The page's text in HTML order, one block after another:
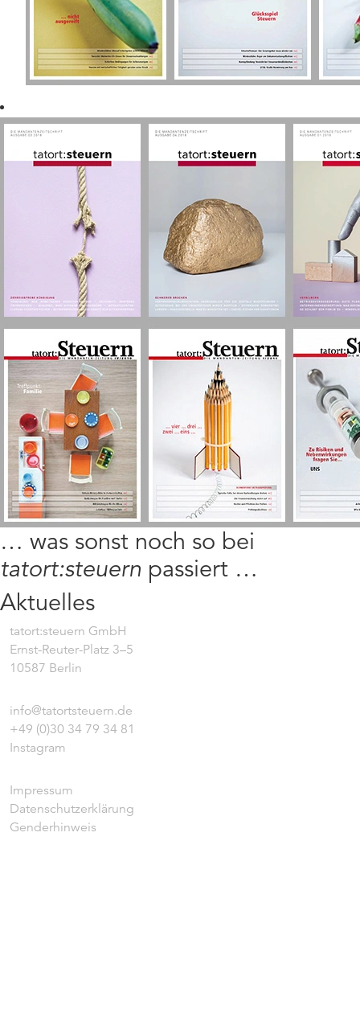
… was sonst noch so bei
tatort:steuern passiert …
Aktuelles
tatort:steuern GmbH
Ernst-Reuter-Platz 3–5
10587 Berlin
info@tatortsteuern.de
+49 (0)30 34 79 34 81
Instagram
Impressum
Datenschutzerklärung
Genderhinweis